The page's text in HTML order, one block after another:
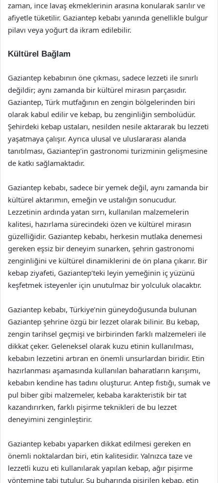
zaman, ince lavaş ekmeklerinin arasına konularak sarılır ve
afiyetle tüketilir. Gaziantep kebabı yanında genellikle bulgur
pilavı veya yoğurt da ikram edilebilir.
Kültürel Bağlam
Gaziantep kebabının öne çıkması, sadece lezzeti ile sınırlı
değildir; aynı zamanda bir kültürel mirasın parçasıdır.
Gaziantep, Türk mutfağının en zengin bölgelerinden biri
olarak kabul edilir ve kebap, bu zenginliğin sembolüdür.
Şehirdeki kebap ustaları, nesilden nesile aktararak bu lezzeti
yaşatmaya çalışır. Ayrıca ulusal ve uluslararası alanda
tanıtılması, Gaziantep’in gastronomi turizminin gelişmesine
de katkı sağlamaktadır.
Gaziantep kebabı, sadece bir yemek değil, aynı zamanda bir
kültürel aktarımın, emeğin ve ustalığın sonucudur.
Lezzetinin ardında yatan sırrı, kullanılan malzemelerin
kalitesi, hazırlama sürecindeki özen ve kültürel mirasın
güzelliğidir. Gaziantep kebabı, herkesin mutlaka denemesi
gereken eşsiz bir deneyim sunarken, şehrin gastronomi
zenginliğini ve kültürel dinamiklerini de ön plana çıkarır. Bir
kebap ziyafeti, Gaziantep’teki leyin yemeğinin iç yüzünü
keşfetmek isteyenler için unutulmaz bir yolculuk olacaktır.
Gaziantep kebabı, Türkiye’nin güneydoğusunda bulunan
Gaziantep şehrine özgü bir lezzet olarak bilinir. Bu kebap,
zengin tarihsel geçmişi ve birbirinden farklı malzemeleri ile
dikkat çeker. Geleneksel olarak kuzu etinin kullanılması,
kebabın lezzetini artıran en önemli unsurlardan biridir. Etin
hazırlanması aşamasında kullanılan baharatların karışımı,
kebabın kendine has tadını oluşturur. Antep fıstığı, sumak ve
pul biber gibi malzemeler, kebaba karakteristik bir tat
kazandırırken, farklı pişirme teknikleri de bu lezzet
deneyimini zenginleştirir.
Gaziantep kebabı yaparken dikkat edilmesi gereken en
önemli noktalardan biri, etin kalitesidir. Yalnızca taze ve
lezzetli kuzu eti kullanılarak yapılan kebap, ağır pişirme
yöntemine tabi tutulur. Su buharında pişirilen kebap, etin